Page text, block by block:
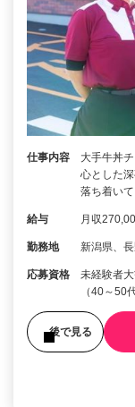
仕事内容
大手牛丼
心とした
落ち着い
給与 月収
勤務地 新潟県、
応募資格
未経験者
（40～
後で見る